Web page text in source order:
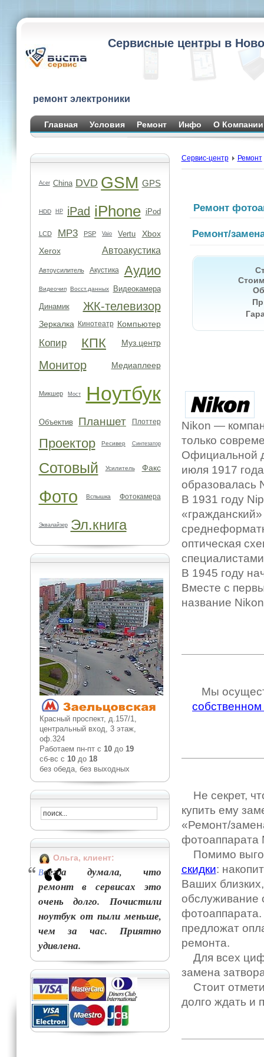
Сервисные центры в
ремонт электроники
Главная Условия Ремонт Инфо О Компании
Acer China DVD GSM GPS
HDD HP iPad iPhone iPod
LCD MP3 PSP Vaio Vertu
Xbox
Xerox
Автоакустика
Автоусилитель Акустика Аудио
Видеочип Восст.данных
Видеокамера
Динамик
ЖК-телевизор
Зеркалка Кинотеатр Компьютер
Копир КПК Муз.центр
Монитор Медиаплеер
Микшер Мост Ноутбук
Объектив Планшет Плоттер
Проектор Ресивер Синтезатор
Сотовый Усилитель Факс
Фото Вспышка Фотокамера
Эквалайзер Эл.книга
Красный проспект, д.157/1,
центральный вход, 3 этаж,
оф.324
Работаем пн-пт с 10до 19
сб-вс с 10до 18
без обеда, без выходных
Ольга, клиент:
Всегда думала, что
ремонт в сервисах это
очень долго. Почистили
ноутбук от пыли меньше,
чем за час. Приятно
удивлена.
Сервис-центр Ремонт
Ремонт
Ремонт/
Nikon —
только
Официальной
июля 1917
образовалась
В 1931 году
оптическая
В 1945 году
Вместе с
название
Мы
Не секрет,
купить ему
«Ремонт/
фотоаппарата
Помимо
скидки:
Ваших
обслуживание
предложат
ремонта.
Для всех
замена
Стоит
долго ждать и